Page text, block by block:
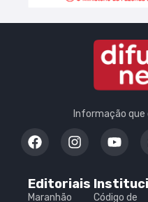
Informação
Editoriais
Maranhão Código de